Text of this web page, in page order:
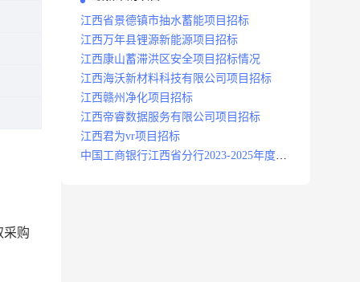
采购
江西省景德镇市抽水蓄能项目招标
江西万年县锂源新能源项目招标
江西康山蓄滞洪区安全项目招标情况
江西海沃新材料科技有限公司项目招标
江西赣州净化项目招标
江西帝睿数据服务有限公司项目招标
江西君为vr项目招标
中国工商银行江西省分行2023-2025年度补